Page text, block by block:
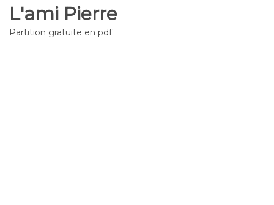
L'ami Pierre
Partition gratuite en pdf